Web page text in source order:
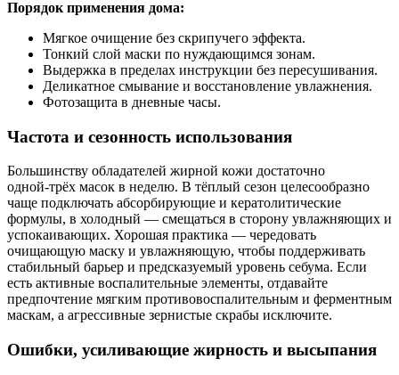
Порядок применения дома:
Мягкое очищение без скрипучего эффекта.
Тонкий слой маски по нуждающимся зонам.
Выдержка в пределах инструкции без пересушивания.
Деликатное смывание и восстановление увлажнения.
Фотозащита в дневные часы.
Частота и сезонность использования
Большинству обладателей жирной кожи достаточно
одной‑трёх масок в неделю. В тёплый сезон целесообразно
чаще подключать абсорбирующие и кератолитические
формулы, в холодный — смещаться в сторону увлажняющих и
успокаивающих. Хорошая практика — чередовать
очищающую маску и увлажняющую, чтобы поддерживать
стабильный барьер и предсказуемый уровень себума. Если
есть активные воспалительные элементы, отдавайте
предпочтение мягким противовоспалительным и ферментным
маскам, а агрессивные зернистые скрабы исключите.
Ошибки, усиливающие жирность и высыпания